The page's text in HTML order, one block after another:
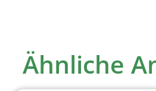
Ähnliche